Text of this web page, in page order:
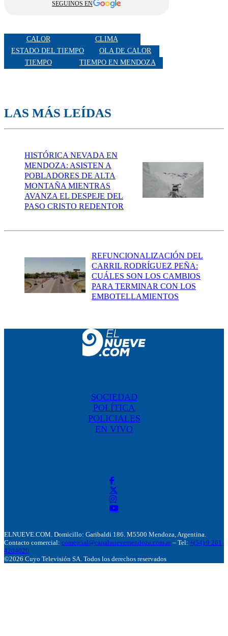
SEGUINOS EN
CALOR
CLIMA
ESTADO DEL TIEMPO
OLA DE CALOR
TIEMPO
TIEMPO EN MENDOZA
LAS MÁS LEÍDAS
HISTÓRICA NEVADA EN
MENDOZA: ASISTEN A
POBLADORES DE ALTA
MONTAÑA MIENTRAS
AVANZA EL DESPEJE DEL
PASO CRISTO REDENTOR
REFUNCIONALIZACIÓN DEL
CARRIL RODRÍGUEZ PEÑA:
CUÁLES SON LOS CAMBIOS
PARA TERMINAR CON LOS
EMBOTELLAMIENTOS
SOCIEDAD
POLÍTICA
POLICIALES
EN VIVO
ELNUEVE.COM. Domicillo: Garibaldi 186. M5500 Mendoza, Argentina.
Contacto comercial: comercial@canalnuevemendoza.com.ar – Tel: +(54) 9 261
4204020
©2026 Cuyo Televisión SA. Todos los derechos reservados